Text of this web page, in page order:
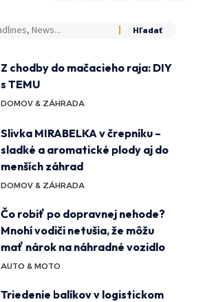
Z chodby do mačacieho raja: DIY
s TEMU
DOMOV & ZÁHRADA
Slivka MIRABELKA v črepníku –
sladké a aromatické plody aj do
menších záhrad
DOMOV & ZÁHRADA
Čo robiť po dopravnej nehode?
Mnohí vodiči netušia, že môžu
mať nárok na náhradné vozidlo
AUTO & MOTO
Triedenie balíkov v logistickom